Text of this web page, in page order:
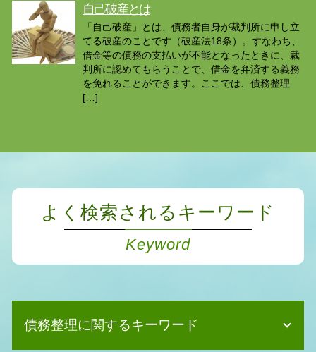
自己破産とは
「自己破産」とは、債務者自身が裁判所に申し立
てる破産のことです（破産法18条）。すなわち、
借金等の債務の支払いが不能となったときに、裁
判所に認めてもらうことで、借金を弁済する義務
を免れることができます。ここでは、債務整理
[…]
よく検索されるキーワード
Keyword
債務整理に関するキーワード